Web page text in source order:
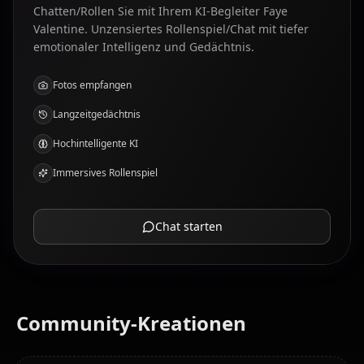
Chatten/Rollen Sie mit Ihrem KI-Begleiter Faye
Valentine. Unzensiertes Rollenspiel/Chat mit tiefer
emotionaler Intelligenz und Gedächtnis.
Fotos empfangen
Langzeitgedächtnis
Hochintelligente KI
Immersives Rollenspiel
Chat starten
Community-Kreationen